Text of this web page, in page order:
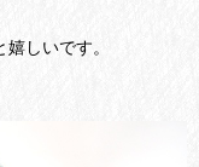
しいです。